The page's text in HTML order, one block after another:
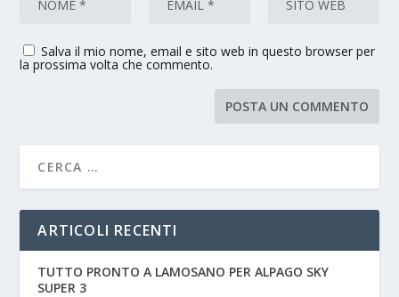
Salva il mio nome, email e sito web in questo browser per
la prossima volta che commento.
ARTICOLI RECENTI
TUTTO PRONTO A LAMOSANO PER ALPAGO SKY
SUPER 3